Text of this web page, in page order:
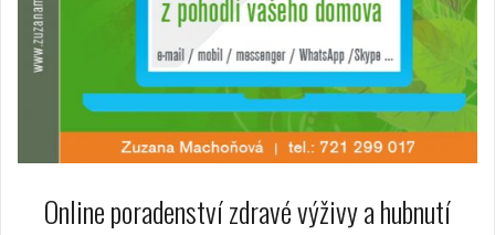
Online poradenství zdravé výživy a hubnutí